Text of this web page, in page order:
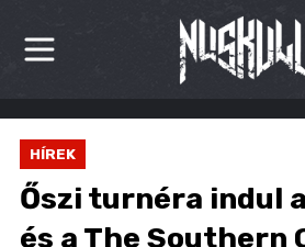
HÍREK
KRITIKÁK
BESZÁMOLÓK
HÍREK
Őszi turnéra indul
és a The Southern